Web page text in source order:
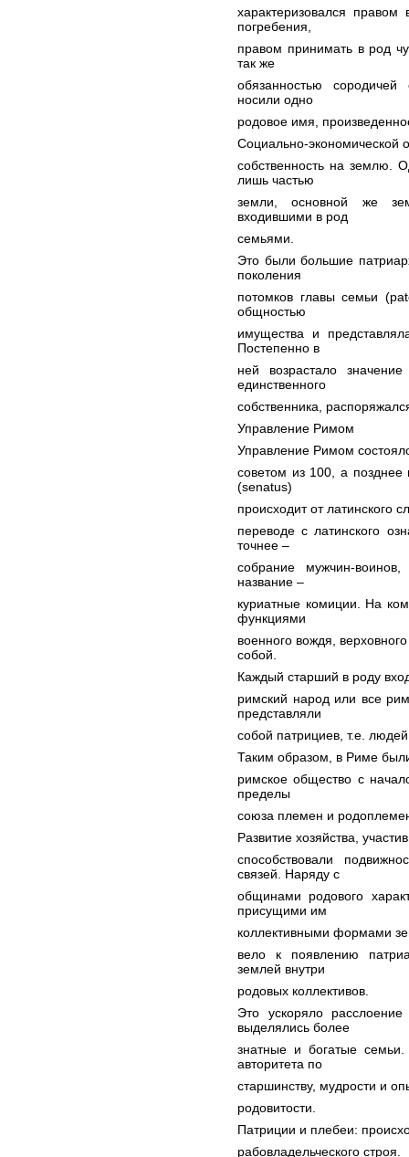
характеризовался
погребения,
правом принимать в род
так же
обязанностью
носили одно
родовое имя,
Социально-экономической
собственность на землю.
лишь частью
земли, основной же
входившими в род
семьями.
Это были большие
поколения
потомков главы семьи
общностью
имущества и
Постепенно в
ней возрастало
единственного
собственника,
Управление Римом
Управление Римом
советом из 100, а
(senatus)
происходит от латинского
переводе с латинского
точнее –
собрание мужчин-
название –
куриатные комиции. На
функциями
военного вождя,
собой.
Каждый старший в роду
римский народ или все
представляли
собой патрициев, т.е.
Таким образом, в Риме
римское общество с
пределы
союза племен и
Развитие хозяйства,
способствовали
связей. Наряду с
общинами родового
присущими им
коллективными формами
вело к появлению
землей внутри
родовых коллективов.
Это ускоряло
выделялись более
знатные и богатые
авторитета по
старшинству, мудрости и
родовитости.
Патриции и плебеи:
рабовладельческого строя.